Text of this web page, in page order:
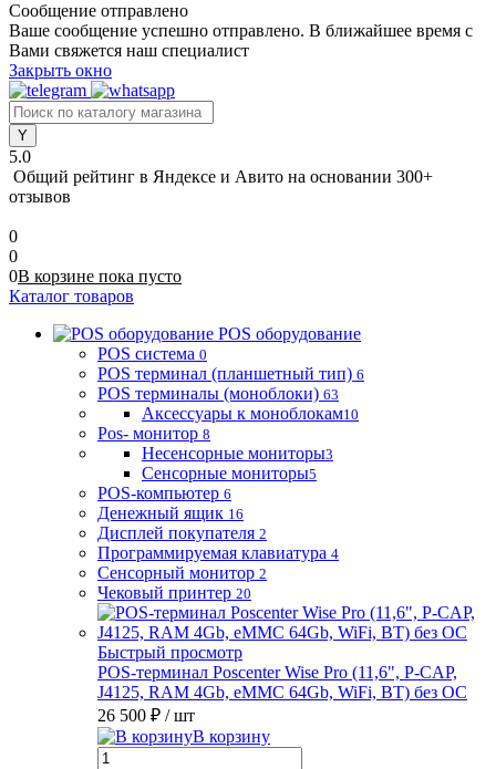
Сообщение отправлено
Ваше сообщение успешно отправлено. В ближайшее время с
Вами свяжется наш специалист
Закрыть окно
5.0
Общий рейтинг в Яндексе и Авито на основании 300+
отзывов
0
0
0В корзине пока пусто
Каталог товаров
POS оборудование
POS система 0
POS терминал (планшетный тип) 6
POS терминалы (моноблоки) 63
Аксессуары к моноблокам10
Pos- монитор 8
Несенсорные мониторы3
Сенсорные мониторы5
POS-компьютер 6
Денежный ящик 16
Дисплей покупателя 2
Программируемая клавиатура 4
Сенсорный монитор 2
Чековый принтер 20
Быстрый просмотр
POS-терминал Poscenter Wise Pro (11,6", P-CAP,
J4125, RAM 4Gb, eMMC 64Gb, WiFi, BT) без ОС
26 500 ₽ / шт
В корзину